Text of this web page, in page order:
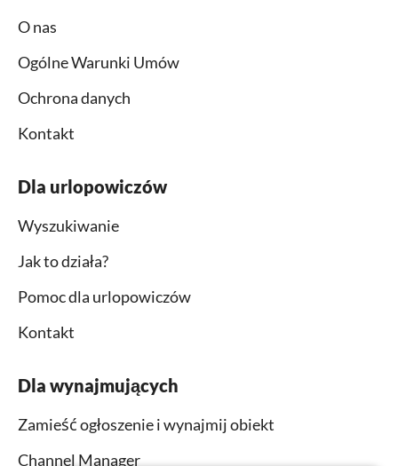
O nas
Ogólne Warunki Umów
Ochrona danych
Kontakt
Dla urlopowiczów
Wyszukiwanie
Jak to działa?
Pomoc dla urlopowiczów
Kontakt
Dla wynajmujących
Zamieść ogłoszenie i wynajmij obiekt
Channel Manager